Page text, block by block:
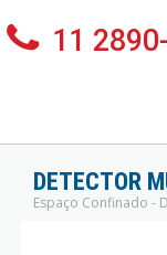
11
DETECTOR
Espaço Confinado -